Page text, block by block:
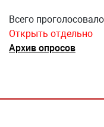
Всего
Открыть отдельно
Архив опросов